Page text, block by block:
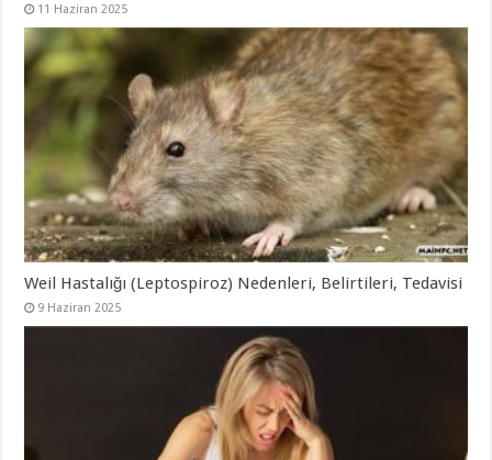
11 Haziran 2025
Weil Hastalığı (Leptospiroz) Nedenleri, Belirtileri, Tedavisi
9 Haziran 2025